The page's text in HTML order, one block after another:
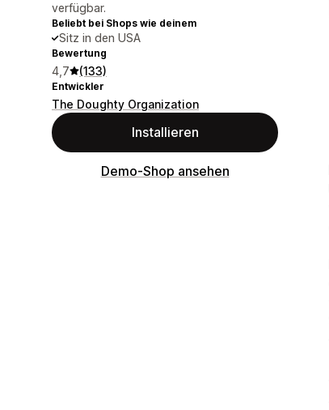
verfügbar.
Beliebt bei Shops wie deinem
Sitz in den USA
Bewertung
4,7 (133)
Entwickler
The Doughty Organization
Installieren
Demo-Shop ansehen